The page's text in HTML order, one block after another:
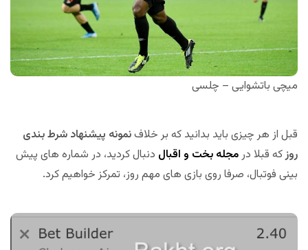
میچی باتشوایی – چلسی
قبل از هر چیزی باید بدانید که بر خلافنمونه پیشنهاد شرط بندی
روزکه قبلا در مجله بخت و اقبال دنبال کردید، در شماره های پیش
بینی فوتبال، صرفا روی بازی های مهم روز، تمرکز خواهیم کرد.